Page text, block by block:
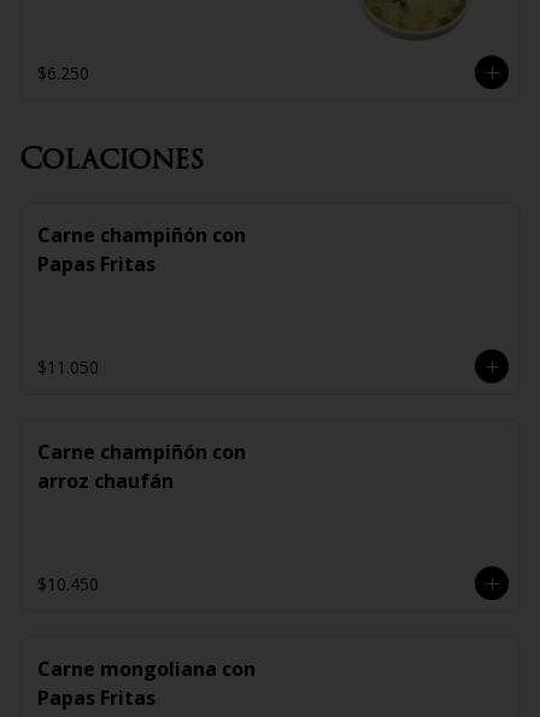
$6.250
Colaciones
Carne champiñón con
Papas Fritas
$11.050
Carne champiñón con
arroz chaufán
$10.450
Carne mongoliana con
Papas Fritas